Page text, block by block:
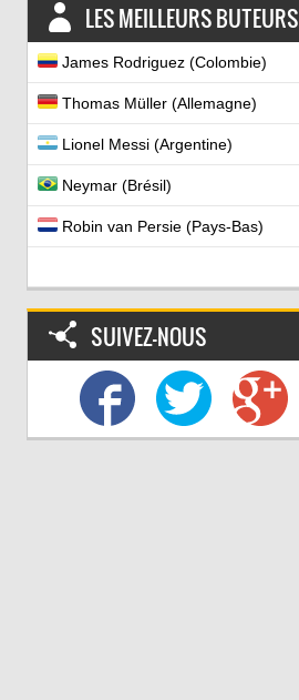
LES MEILLEURS BUTEURS
James Rodriguez (Colombie)
Thomas Müller (Allemagne)
Lionel Messi (Argentine)
Neymar (Brésil)
Robin van Persie (Pays-Bas)
SUIVEZ-NOUS